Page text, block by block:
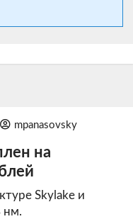
mpanasovsky
на
Skylake и
нм.